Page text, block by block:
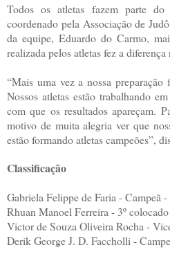
Todos os atletas fazem parte
coordenado pela Associação de
da equipe, Eduardo do Carmo,
realizada pelos atletas fez a
“Mais uma vez a nossa preparação
Nossos atletas estão trabalhando
com que os resultados apareçam.
motivo de muita alegria ver que
estão formando atletas campeões”,
Classificação
Gabriela Felippe de Faria - Campeã
Rhuan Manoel Ferreira - 3º
Victor de Souza Oliveira Rocha -
Derik George J. D. Faccholli -